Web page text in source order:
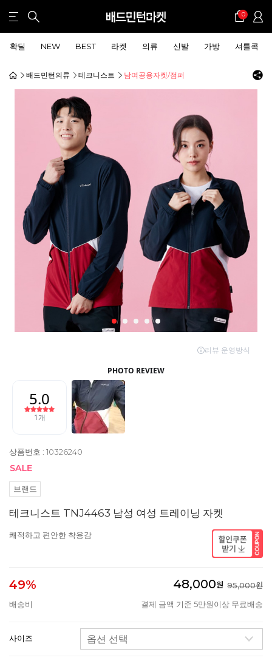
0
확딜 NEW BEST 라켓 의류 신발 가방 셔틀콕
배드민턴의류 테크니스트 남여공용자켓/점퍼
상품번호 : 10326240
브랜드
테크니스트 TNJ4463 남성 여성 트레이닝 자켓
쾌적하고 편안한 착용감
49% 48,000원 95,000원
배송비
결제 금액 기준 5만원이상 무료배송
사이즈